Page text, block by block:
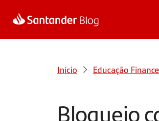
Início Educação
Bloqueio